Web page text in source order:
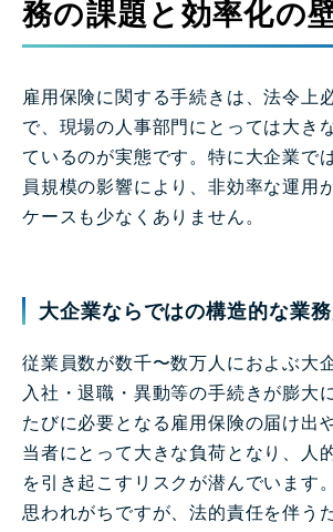
務の課題と効率化の
雇用保険に関する手続きは、法令上
で、現場の人事部門にとっては大き
ているのが実態です。特に大企業で
員規模の影響により、非効率な運用
ケースも少なくありません。
大企業ならではの構造的な業
従業員数が数千〜数万人におよぶ大
入社・退職・異動等の手続きが膨大
たびに必要となる雇用保険の届け出
当者にとって大きな負荷となり、人
を引き起こすリスクが潜んでいます
思われがちですが、法的責任を伴う